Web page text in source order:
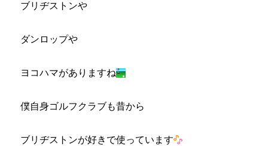
ブリヂストンや
ダンロップや
ヨコハマがありますね
僕自身ゴルフクラブも昔から
ブリヂストンが好きで使っています